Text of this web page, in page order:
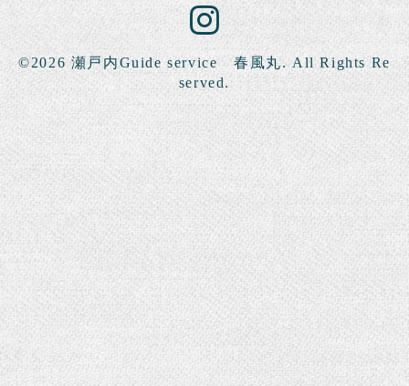
©2026瀬戸内Guide service 春風丸. All Rights Re
served.